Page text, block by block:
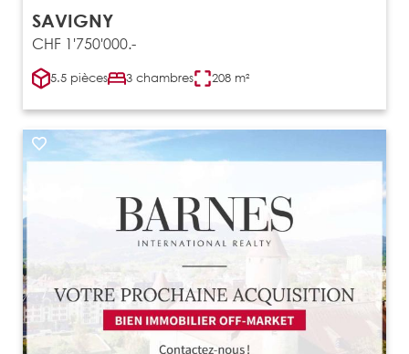
SAVIGNY
CHF 1'750'000.-
5.5 pièces 3 chambres 208 m²